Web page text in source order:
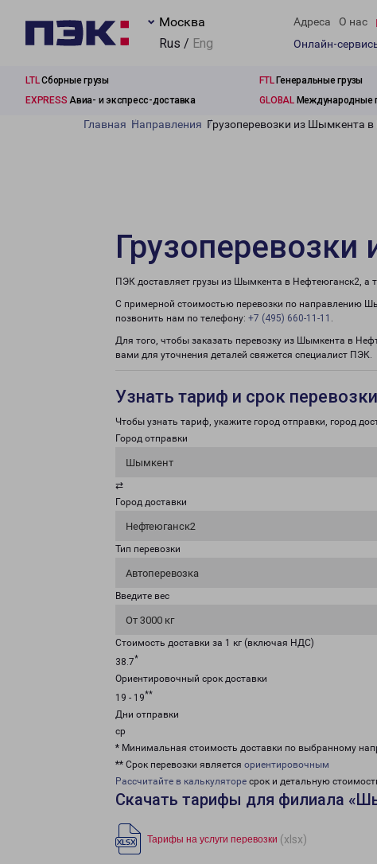
Москва
Rus / Eng
Адреса О нас
Онлайн-
LTLСборные грузы FTLГенеральные грузы
EXPRESS Авиа- и экспресс-доставка GLOBALМеждународные
Главная Направления Грузоперевозки из Шымкента в
ПЭК доставляет грузы из Шымкента в Нефтеюганск2, а
С примерной стоимостью перевозки по направлению
позвонить нам по телефону: +7 (495) 660-11-11 .
Для того, чтобы заказать перевозку из Шымкента в
вами для уточнения деталей свяжется специалист ПЭК.
Узнать тариф и срок перевозки
Чтобы узнать тариф, укажите город отправки, город
Город отправки
Шымкент
⇄
Город доставки
Нефтеюганск2
Тип перевозки
Автоперевозка
Введите вес
От 3000 кг
Стоимость доставки за 1 кг (включая НДС)
38.7*
Ориентировочный срок доставки
19 - 19**
Дни отправки
ср
* Минимальная стоимость доставки по выбранному
** Срок перевозки является ориентировочным
Рассчитайте в калькуляторе срок и детальную
Скачать тарифы для филиала
Тарифы на услуги перевозки (xlsx)